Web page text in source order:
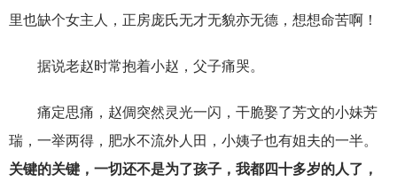
里也缺个女主人，正房庞氏无才无貌亦无德，想想命苦啊！
据说老赵时常抱着小赵，父子痛哭。
痛定思痛，赵倜突然灵光一闪，干脆娶了芳文的小妹芳
瑞，一举两得，肥水不流外人田，小姨子也有姐夫的一半。
关键的关键，一切还不是为了孩子，我都四十多岁的人了，